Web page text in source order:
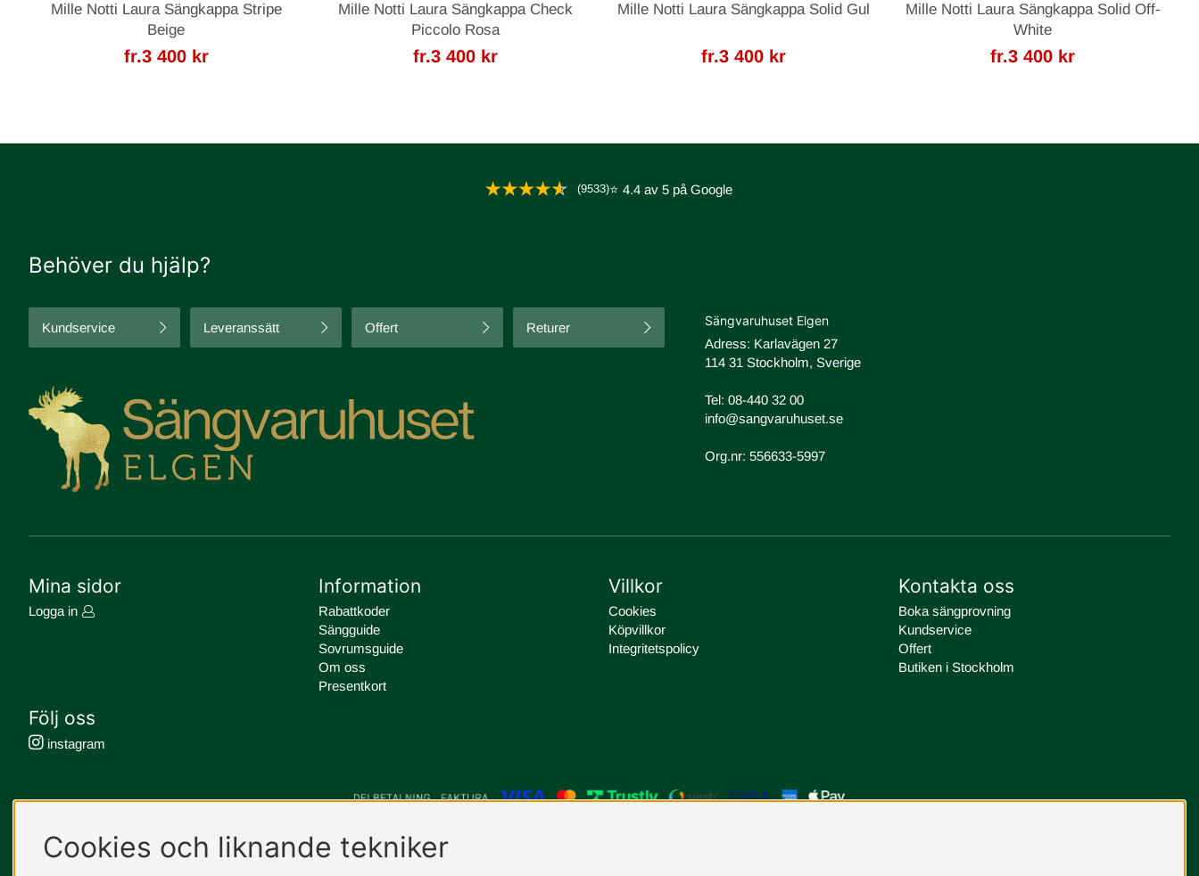
Mille Notti Laura Sängkappa Stripe
Beige
fr.3 400 kr
Mille Notti Laura Sängkappa Check
Piccolo Rosa
fr.3 400 kr
Mille Notti Laura Sängkappa Solid Gul
fr.3 400 kr
Mille Notti Laura Sängkappa Solid Off-
White
fr.3 400 kr
(9533)⭐ 4.4 av 5 på Google
Behöver du hjälp?
Kundservice Leveranssätt Offert Returer
Sängvaruhuset Elgen
Adress: Karlavägen 27
114 31 Stockholm, Sverige
Tel: 08-440 32 00
info@sangvaruhuset.se
Org.nr: 556633-5997
Mina sidor
Logga in
Information
Rabattkoder
Sängguide
Sovrumsguide
Om oss
Presentkort
Villkor
Cookies
Köpvillkor
Integritetspolicy
Kontakta oss
Boka sängprovning
Kundservice
Offert
Butiken i Stockholm
Följ oss
instagram
Cookies och liknande tekniker